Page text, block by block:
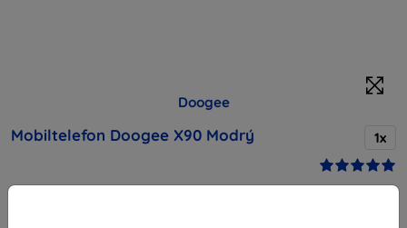
Doogee
Mobiltelefon Doogee X90 Modrý 1x